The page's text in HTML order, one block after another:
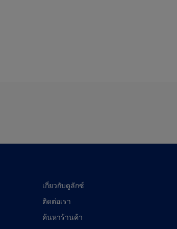
เกี่ยวกับดูลักซ์
ติดต่อเรา
ค้นหาร้านค้า